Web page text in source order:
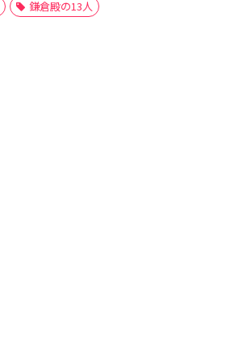
鎌倉殿の13人